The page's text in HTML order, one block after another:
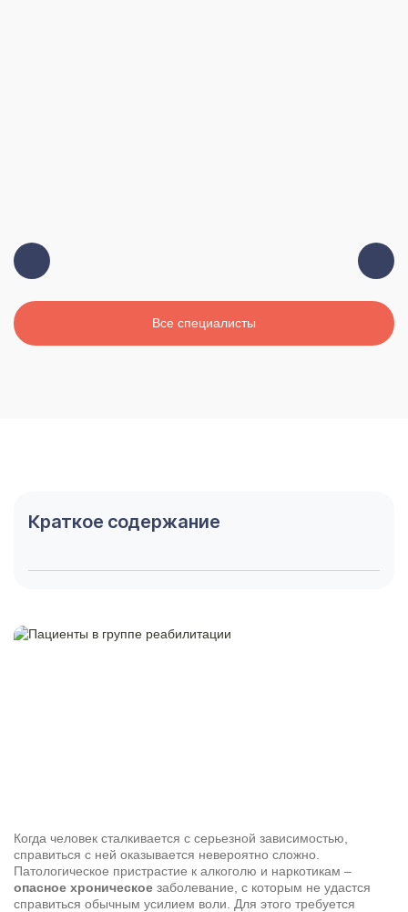
Все специалисты
Краткое содержание
Когда человек сталкивается с серьезной зависимостью,
справиться с ней оказывается невероятно сложно.
Патологическое пристрастие к алкоголю и наркотикам –
опасное хроническое заболевание, с которым не удастся
справиться обычным усилием воли. Для этого требуется